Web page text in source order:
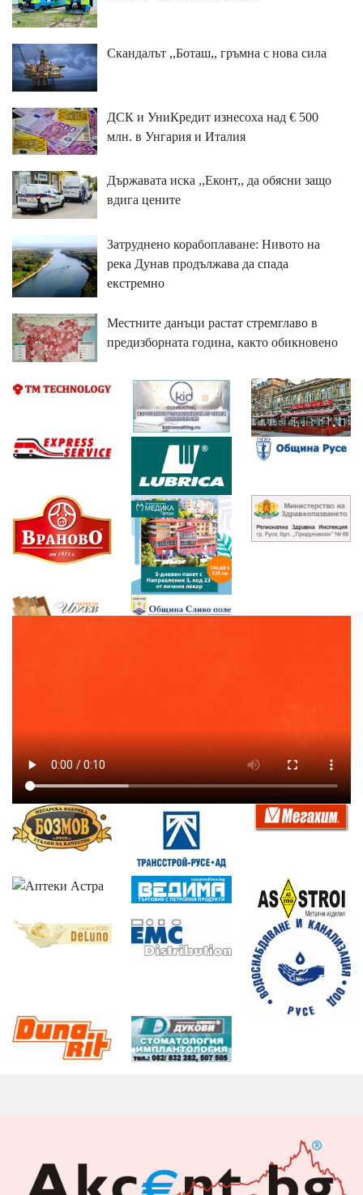
Скандалът ,,Боташ,, гръмна с нова сила
ДСК и УниКредит изнесоха над € 500
млн. в Унгария и Италия
Държавата иска ,,Еконт,, да обясни защо
вдига цените
Затруднено корабоплаване: Нивото на
река Дунав продължава да спада
екстремно
Местните данъци растат стремглаво в
предизборната година, както обикновено